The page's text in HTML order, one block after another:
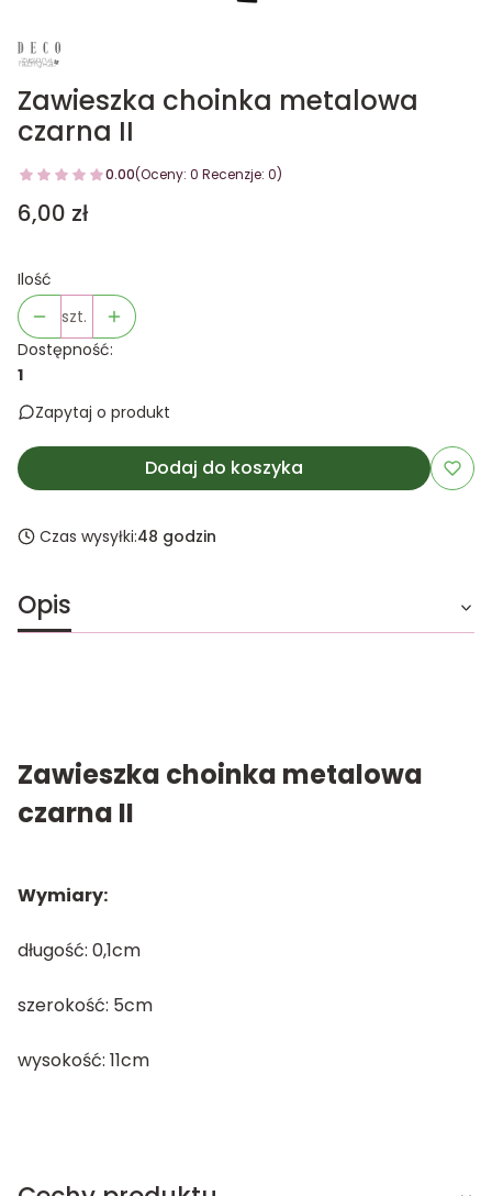
Zawieszka choinka metalowa
czarna II
0.00(Oceny: 0 Recenzje: 0)
Cena
6,00 zł
Ilość
szt.
Dostępność:
1
Zapytaj o produkt
Dodaj do koszyka
Czas wysyłki:48 godzin
Opis
Zawieszka choinka metalowa
czarna II
Wymiary:
długość: 0,1cm
szerokość: 5cm
wysokość: 11cm